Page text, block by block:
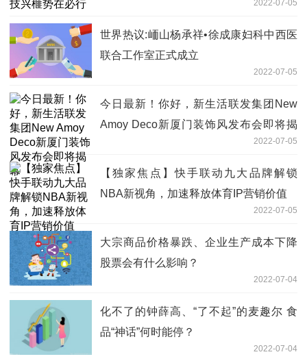
2022-07-05
世界热议:峏山杨承祥•徐成康妇科中西医
联合工作室正式成立
2022-07-05
今日最新！你好，新生活联发集团New
Amoy Deco新厦门装饰风发布会即将揭
2022-07-05
【独家焦点】快手联动九大品牌解锁
NBA新视角，加速释放体育IP营销价值
2022-07-05
大宗商品价格暴跌、企业生产成本下降
股票会有什么影响？
2022-07-04
化不了的钟薛高、“了不起”的麦趣尔 食
品“神话”何时能停？
2022-07-04